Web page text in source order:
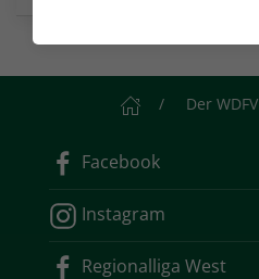
StartseiteDer WDFV
Facebook
Instagram
Regionalliga West